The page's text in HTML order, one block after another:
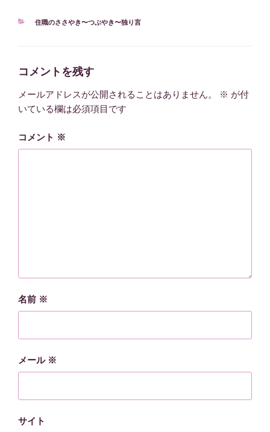
カ
住職のささやき〜つぶやき〜独り言
コメントを残す
メールアドレスが公開されることはありません。 ※ が付
いている欄は必須項目です
コメント ※
名前 ※
メール ※
サイト